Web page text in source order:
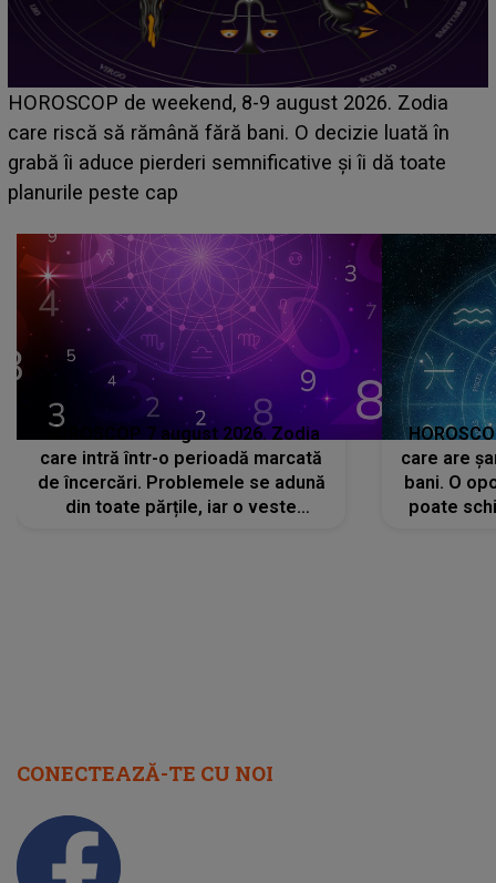
Emanuel a ținut ACEST DETALIU ASCUNS până
acum! În fața Alexandrei, concurentul din Casa Iubirii
face o MĂRTURISIRE NEAȘTEPTATĂ despre mama
sa: "I-am spus și ei în față, eu nu te iubesc pentru
HOROSCOP 7 august 2026. Zodia
care intră într-o perioadă marcată
de încercări. Problemele se adună
din toate părțile, iar o veste
care are
bani. O
poate
CONECTEAZĂ-TE CU NOI